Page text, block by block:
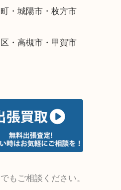
りの方からのご依頼も大歓
相談ください。
ア